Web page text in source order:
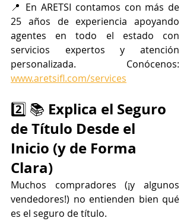
📍 En ARETSI contamos con más de
25 años de experiencia apoyando
agentes en todo el estado con
servicios expertos y atención
www.aretsifl.com/services
2️⃣ 📚 Explica el Seguro
de Título Desde el
Inicio (y de Forma
Clara)
Muchos compradores (¡y algunos
vendedores!) no entienden bien qué
es el seguro de título.